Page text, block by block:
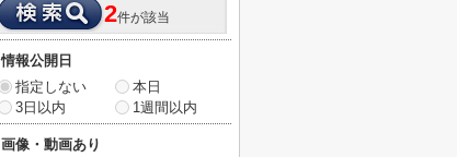
2件が該当
情報公開日
指定しない
本日
3日以内
1週間以内
画像・動画あり